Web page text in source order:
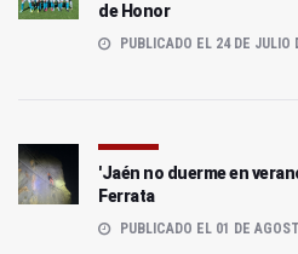
de Honor
PUBLICADO EL 24 DE JULIO
'Jaén no duerme en
Ferrata
PUBLICADO EL 01 DE